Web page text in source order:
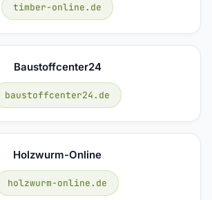
timber-online.de
Baustoffcenter24
baustoffcenter24.de
Holzwurm-Online
holzwurm-online.de